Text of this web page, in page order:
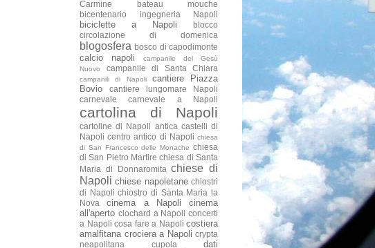
Carmine
bateau mouche
bicentenario ingegneria Napoli
biciclette a Napoli
blocco
circolazione di domenica
blogosfera bosco di capodimonte
calcio napoli
campanile del Gesù
Nuovo
campanile di Santa Chiara
campanili di Napoli
cantiere Piazza
Bovio
cantiere lungomare Napoli
carnevale
carnevale a Napoli
cartolina di Napoli
cartoline di Napoli antica castelli di
Napoli centro antico di Napoli chiesa
di San Francesco delle Monache chiesa
di San Pietro Martire chiesa di Santa
Maria di Donnaromita chiese di
Napoli chiese napoletane chiostri
di Napoli chiostro di Santa Maria la
Nova
cinema a Napoli
cinema
all'aperto clochard a Napoli concerti
a Napoli cosa fare a Napoli costiera
amalfitana crociera a Napoli crypta
neapolitana
cupola
dati